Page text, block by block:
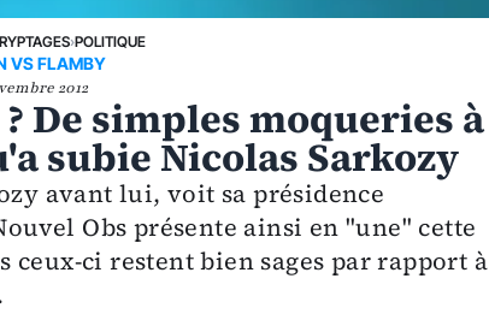
›POLITIQUE
VS FLAMBY
2012
De simples moqueries à
subie Nicolas Sarkozy
avant lui, voit sa présidence
Obs présente ainsi en "une" cette
ci restent bien sages par rapport à